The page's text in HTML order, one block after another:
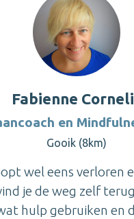
Fabienne
en
Gooik (8km)
wel eens verloren
je de weg zelf
hulp gebruiken en